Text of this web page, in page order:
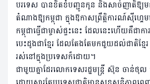
បរទេស បានខិតខំបញ្ជូនកូន និងសាច់ញាតិឱ្យ
តំណាងឱ្យកម្ពុជា ក្នុងឱកាសព្រឹត្តិការណ៍ស៊ីហ្
កម្ពុជាធ្វើជាម្ចាស់ផ្ទះនេះ ដែលនេះហើយគឺជាក
បេះដូងជាខ្មែរ ដែលតែងតែមកជួយដល់ជាតិខ្មែ
រស់នៅក្នុងប្រទេសក៏ដោយ។
ជាមួយគ្នាដែរលោកទេសរដ្ឋមន្ត្រី ស៊ុន ចាន់ថុល